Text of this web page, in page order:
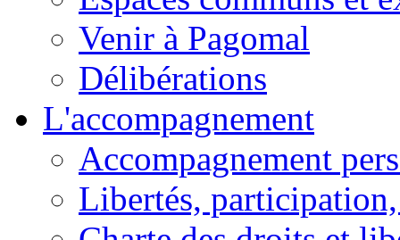
Venir à Pagomal
Délibérations
L'accompagnement
Accompagnement
Libertés,